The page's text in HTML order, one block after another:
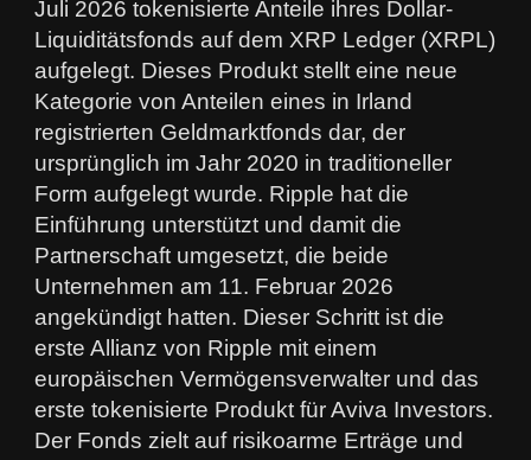
Juli 2026 tokenisierte Anteile ihres Dollar-
Liquiditätsfonds auf dem XRP Ledger (XRPL)
aufgelegt. Dieses Produkt stellt eine neue
Kategorie von Anteilen eines in Irland
registrierten Geldmarktfonds dar, der
ursprünglich im Jahr 2020 in traditioneller
Form aufgelegt wurde. Ripple hat die
Einführung unterstützt und damit die
Partnerschaft umgesetzt, die beide
Unternehmen am 11. Februar 2026
angekündigt hatten. Dieser Schritt ist die
erste Allianz von Ripple mit einem
europäischen Vermögensverwalter und das
erste tokenisierte Produkt für Aviva Investors.
Der Fonds zielt auf risikoarme Erträge und